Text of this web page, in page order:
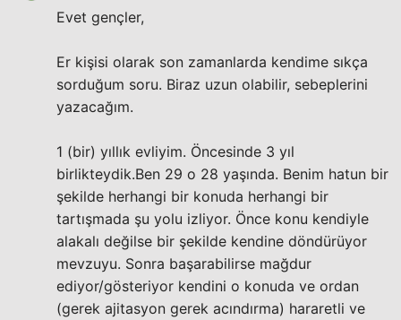
Evet gençler,
Er kişisi olarak son zamanlarda kendime sıkça
sorduğum soru. Biraz uzun olabilir, sebeplerini
yazacağım.
1 (bir) yıllık evliyim. Öncesinde 3 yıl
birlikteydik.Ben 29 o 28 yaşında. Benim hatun bir
şekilde herhangi bir konuda herhangi bir
tartışmada şu yolu izliyor. Önce konu kendiyle
alakalı değilse bir şekilde kendine döndürüyor
mevzuyu. Sonra başarabilirse mağdur
ediyor/gösteriyor kendini o konuda ve ordan
(gerek ajitasyon gerek acındırma) hararetli ve